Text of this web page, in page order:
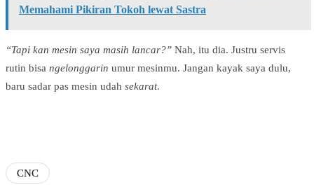
Memahami Pikiran Tokoh lewat Sastra
“Tapi kan mesin saya masih lancar?” Nah, itu dia. Justru servis
rutin bisa ngelonggarin umur mesinmu. Jangan kayak saya dulu,
baru sadar pas mesin udah sekarat.
CNC